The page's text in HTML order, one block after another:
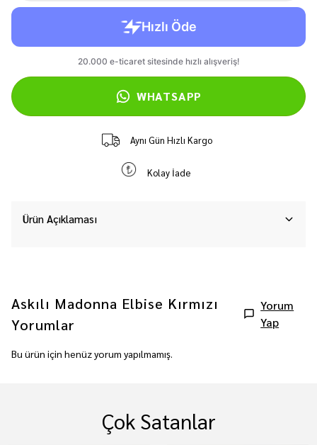
WHATSAPP
Aynı Gün Hızlı Kargo
Kolay İade
Ürün Açıklaması
Askılı Madonna Elbise Kırmızı
Yorumlar
Yorum
Yap
Bu ürün için henüz yorum yapılmamış.
Çok Satanlar